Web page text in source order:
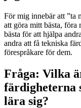
För mig innebär att ”ta
att göra mitt bästa, föra
bästa för att hjälpa
andra att få tekniska
förespråkare för dem.
Fråga: Vilka
färdigheterna
lära sig?